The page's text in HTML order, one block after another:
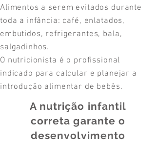
Alimentos a serem evitados durante
toda a infância: café, enlatados,
embutidos, refrigerantes, bala,
salgadinhos.
O nutricionista é o profissional
indicado para calcular e planejar a
introdução alimentar de bebês.
A nutrição infantil
correta garante o
desenvolvimento